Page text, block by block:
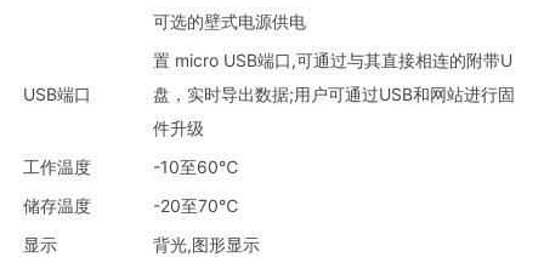
可选的壁式电源供电
USB端口
置 micro USB端口,可通过与其直接相连的附带U
盘，实时导出数据;用户可通过USB和网站进行固
件升级
工作温度
-10至60℃
储存温度
-20至70℃
显示
背光,图形显示